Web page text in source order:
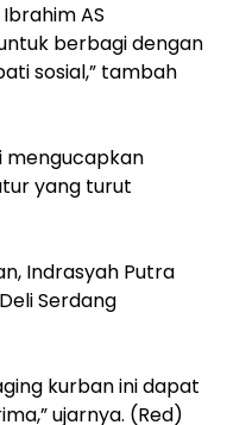
AS
berbagi dengan
sosial,” tambah
mengucapkan
yang turut
Indrasyah Putra
Serdang
kurban ini dapat
ujarnya. (Red)